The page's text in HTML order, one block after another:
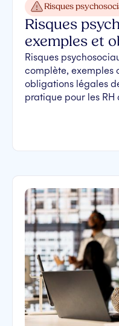
Risques
Risques
exemples et
Risques
complète, exemples
obligations légales
pratique pour les RH